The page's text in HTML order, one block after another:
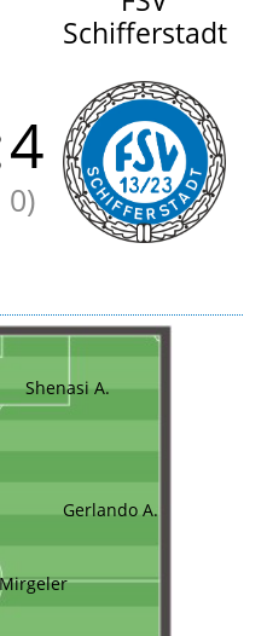
Schifferstadt
4
0)
Shenasi A.
Gerlando A.